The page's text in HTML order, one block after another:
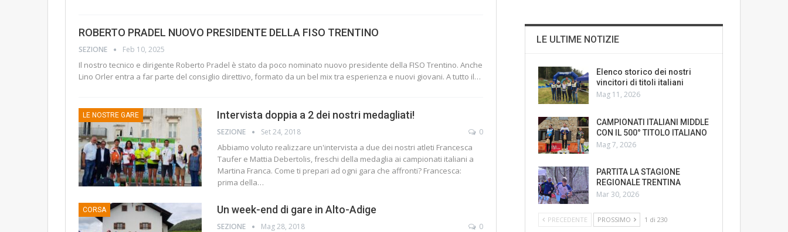
ROBERTO PRADEL NUOVO PRESIDENTE DELLA FISO TRENTINO
SEZIONE Feb 10, 2025
Il nostro tecnico e dirigente Roberto Pradel è stato da poco nominato nuovo presidente della FISO Trentino. Anche
Lino Orler entra a far parte del consiglio direttivo, formato da un bel mix tra esperienza e nuovi giovani. A tutto il…
LE NOSTRE GARE Intervista doppia a 2 dei nostri medagliati!
SEZIONE Set 24, 2018 0
Abbiamo voluto realizzare un'intervista a due dei nostri atleti Francesca
Taufer e Mattia Debertolis, freschi della medaglia ai campionati italiani a
Martina Franca. Come ti prepari ad ogni gara che affronti? Francesca:
prima della…
CORSA Un week-end di gare in Alto-Adige
SEZIONE Mag 28, 2018 0
LE ULTIME NOTIZIE
Elenco storico dei nostri
vincitori di titoli italiani
Mag 11, 2026
CAMPIONATI ITALIANI MIDDLE
CON IL 500° TITOLO ITALIANO
Mag 7, 2026
PARTITA LA STAGIONE
REGIONALE TRENTINA
Mar 30, 2026
PRECEDENTE PROSSIMO 1 di 230